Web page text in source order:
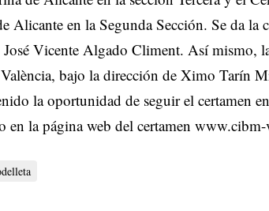
Alicante en la Segunda Sección. Se da la
Vicente Algado Climent. Así mismo,
bajo la dirección de Ximo Tarín
la oportunidad de seguir el certamen
en la página web del certamen